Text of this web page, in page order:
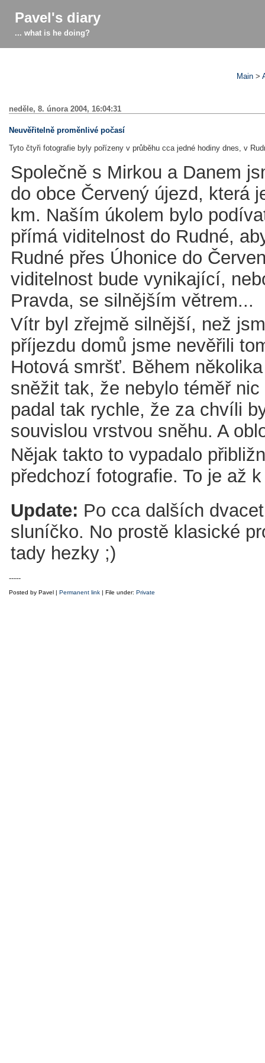
Pavel's diary
... what is he doing?
Main >
neděle, 8. února 2004, 16:04:31
Neuvěřitelně proměnlivé počasí
Tyto čtyři fotografie byly pořízeny v průběhu cca jedné hodiny dnes, v
Společně s Mirkou a Danem
do obce Červený újezd, která
km. Naším úkolem bylo
přímá viditelnost do Rudné,
Rudné přes Úhonice do
viditelnost bude vynikající,
Pravda, se silnějším větrem...
Vítr byl zřejmě silnější, než
příjezdu domů jsme nevěřili
Hotová smršť. Během
sněžit tak, že nebylo téměř
padal tak rychle, že za chvíli
souvislou vrstvou sněhu. A
Nějak takto to vypadalo
předchozí fotografie. To je až
Update: Po cca dalších
sluníčko. No prostě klasické
tady hezky ;)
-----
Posted by Pavel | Permanent link | File under: Private